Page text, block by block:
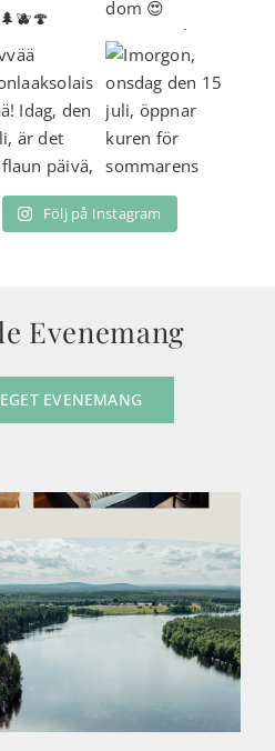
Följ på Instagram
Evenemang
EVENEMANG